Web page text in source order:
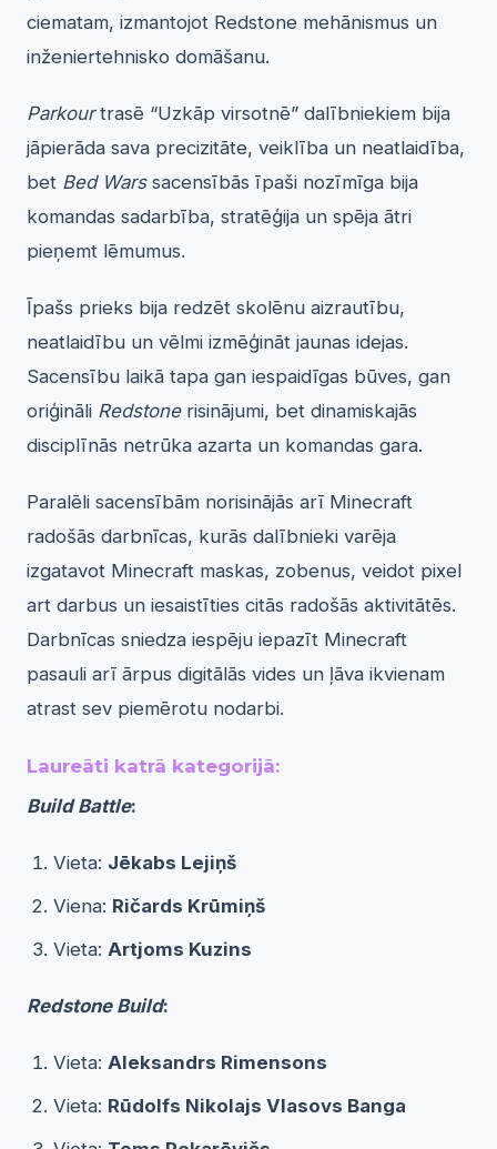
ciematam, izmantojot Redstone mehānismus un
inženiertehnisko domāšanu.
Parkourtrasē “Uzkāp virsotnē” dalībniekiem bija
jāpierāda sava precizitāte, veiklība un neatlaidība,
bet Bed Warssacensībās īpaši nozīmīga bija
komandas sadarbība, stratēģija un spēja ātri
pieņemt lēmumus.
Īpašs prieks bija redzēt skolēnu aizrautību,
neatlaidību un vēlmi izmēģināt jaunas idejas.
Sacensību laikā tapa gan iespaidīgas būves, gan
oriģināli Redstone risinājumi, bet dinamiskajās
disciplīnās netrūka azarta un komandas gara.
Paralēli sacensībām norisinājās arī Minecraft
radošās darbnīcas, kurās dalībnieki varēja
izgatavot Minecraft maskas, zobenus, veidot pixel
art darbus un iesaistīties citās radošās aktivitātēs.
Darbnīcas sniedza iespēju iepazīt Minecraft
pasauli arī ārpus digitālās vides un ļāva ikvienam
atrast sev piemērotu nodarbi.
Laureāti katrā kategorijā:
Build Battle:
Vieta: Jēkabs Lejiņš
Viena: Ričards Krūmiņš
Vieta: Artjoms Kuzins
Redstone Build:
Vieta: Aleksandrs Rimensons
Vieta: Rūdolfs Nikolajs Vlasovs Banga